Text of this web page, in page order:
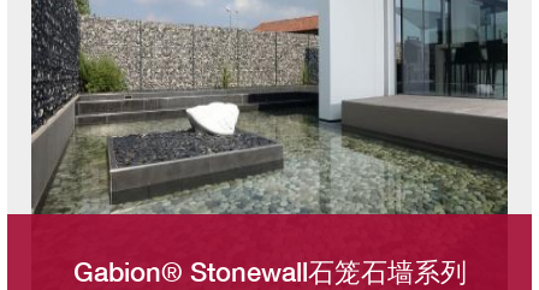
Gabion® Stonewall石笼石墙系列